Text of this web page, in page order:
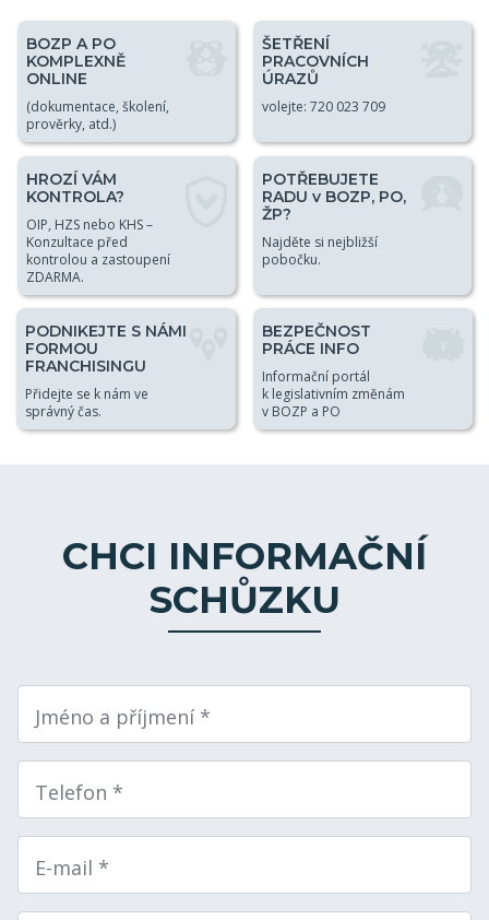
BOZP A PO
KOMPLEXNĚ
ONLINE
(dokumentace, školení,
prověrky, atd.)
ŠETŘENÍ
PRACOVNÍCH
ÚRAZŮ
volejte: 720 023 709
HROZÍ VÁM
KONTROLA?
OIP, HZS nebo KHS –
Konzultace před
kontrolou a zastoupení
ZDARMA.
POTŘEBUJETE
RADU v BOZP, PO,
ŽP?
Najděte si nejbližší
pobočku.
PODNIKEJTE S NÁMI
FORMOU
FRANCHISINGU
Přidejte se k nám ve
správný čas.
BEZPEČNOST
PRÁCE INFO
Informační portál
k legislativním změnám
v BOZP a PO
CHCI INFORMAČNÍ
SCHŮZKU
Jméno a příjmení *
Telefon *
E-mail *